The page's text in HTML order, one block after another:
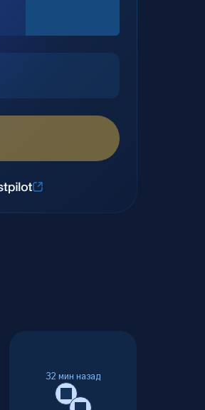
32 мин назад